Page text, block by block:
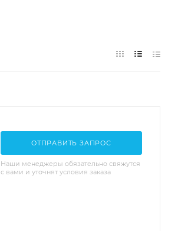
ОТПРАВИТЬ ЗАПРОС
Наши менеджеры обязательно свяжутся
с вами и уточнят условия заказа